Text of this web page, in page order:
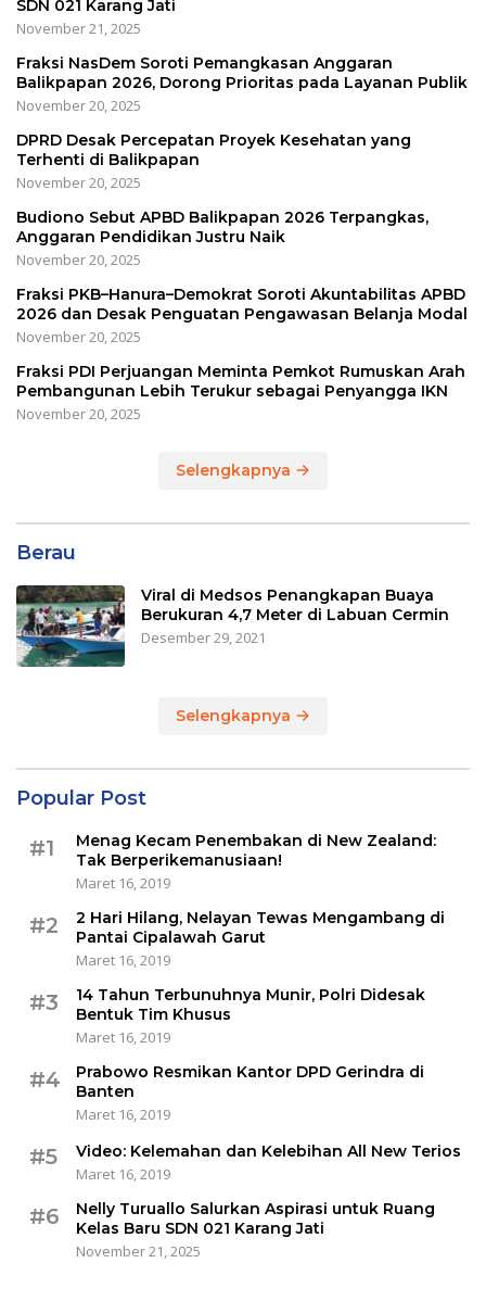
SDN 021 Karang Jati
November 21, 2025
Fraksi NasDem Soroti Pemangkasan Anggaran
Balikpapan 2026, Dorong Prioritas pada Layanan Publik
November 20, 2025
DPRD Desak Percepatan Proyek Kesehatan yang
Terhenti di Balikpapan
November 20, 2025
Budiono Sebut APBD Balikpapan 2026 Terpangkas,
Anggaran Pendidikan Justru Naik
November 20, 2025
Fraksi PKB–Hanura–Demokrat Soroti Akuntabilitas APBD
2026 dan Desak Penguatan Pengawasan Belanja Modal
November 20, 2025
Fraksi PDI Perjuangan Meminta Pemkot Rumuskan Arah
Pembangunan Lebih Terukur sebagai Penyangga IKN
November 20, 2025
Selengkapnya
Berau
Viral di Medsos Penangkapan Buaya
Berukuran 4,7 Meter di Labuan Cermin
Desember 29, 2021
Selengkapnya
Popular Post
#1
Menag Kecam Penembakan di New Zealand:
Tak Berperikemanusiaan!
Maret 16, 2019
#2
2 Hari Hilang, Nelayan Tewas Mengambang di
Pantai Cipalawah Garut
Maret 16, 2019
#3
14 Tahun Terbunuhnya Munir, Polri Didesak
Bentuk Tim Khusus
Maret 16, 2019
#4
Prabowo Resmikan Kantor DPD Gerindra di
Banten
Maret 16, 2019
#5
Video: Kelemahan dan Kelebihan All New Terios
Maret 16, 2019
#6
Nelly Turuallo Salurkan Aspirasi untuk Ruang
Kelas Baru SDN 021 Karang Jati
November 21, 2025